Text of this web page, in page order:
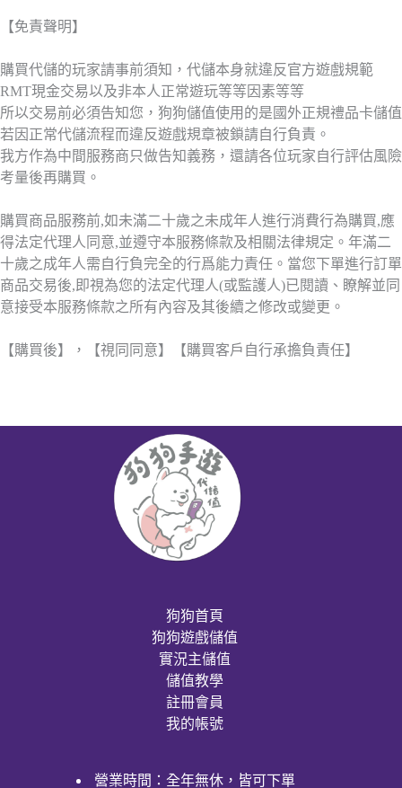
【免責聲明】
購買代儲的玩家請事前須知，代儲本身就違反官方遊戲規範
RMT現金交易以及非本人正常遊玩等等因素等等
所以交易前必須告知您，狗狗儲值使用的是國外正規禮品卡儲值
若因正常代儲流程而違反遊戲規章被鎖請自行負責。
我方作為中間服務商只做告知義務，還請各位玩家自行評估風險
考量後再購買。
購買商品服務前,如未滿二十歲之未成年人進行消費行為購買,應
得法定代理人同意,並遵守本服務條款及相關法律規定。年滿二
十歲之成年人需自行負完全的行爲能力責任。當您下單進行訂單
商品交易後,即視為您的法定代理人(或監護人)已閱讀、瞭解並同
意接受本服務條款之所有內容及其後續之修改或變更。
【購買後】，【視同同意】【購買客戶自行承擔負責任】
狗狗首頁
狗狗遊戲儲值
實況主儲值
儲值教學
註冊會員
我的帳號
營業時間：全年無休，皆可下單